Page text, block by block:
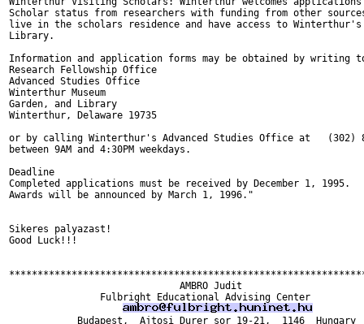
Scholar status from researchers with funding from other
live in the scholars residence and have access to Winterthur's
Library.
Information and application forms may be obtained by writing
Research Fellowship Office
Advanced Studies Office
Winterthur Museum
Garden, and Library
Winterthur, Delaware 19735
or by calling Winterthur's Advanced Studies Office at   (302)
between 9AM and 4:30PM weekdays.
Deadline
Completed applications must be received by December 1, 1995.
Awards will be announced by March 1, 1996."
Sikeres palyazast!
Good Luck!!!
                              AMBRO Judit
                Fulbright Educational Advising Center
            Budapest,  Ajtosi Durer sor 19-21,  1146  Hungary